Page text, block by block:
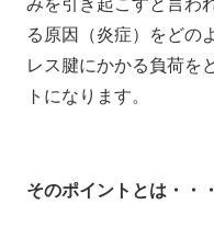
みを引き起こすと言わ
る原因（炎症）をどの
レス腱にかかる負荷を
トになります。
そのポイントとは・・・